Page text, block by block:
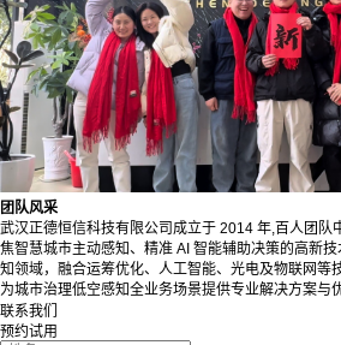
团队风采
武汉正德恒信科技有限公司成立于 2014 年,百人团队
焦智慧城市主动感知、精准 AI 智能辅助决策的高新
知领域，融合运筹优化、人工智能、光电及物联网等
为城市治理低空感知全业务场景提供专业解决方案与
联系我们
预约试用